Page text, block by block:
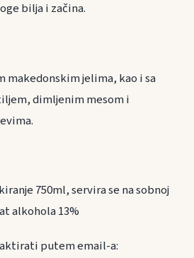
bilja i začina.
makedonskim jelima, kao i sa
dimljenim mesom i
750ml, servira se na sobnoj
alkohola 13%
putem email-a: